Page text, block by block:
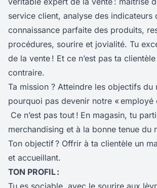
service client, analyse des indicateurs
connaissance parfaite des produits,
procédures, sourire et jovialité. Tu
de la vente ! Et ce n’est pas ta
contraire.
Ta mission ? Atteindre les objectifs du
pourquoi pas devenir notre « employé
Ce n’est pas tout ! En magasin, tu
merchandising et à la bonne tenue du
Ton objectif ? Offrir à ta clientèle un
et accueillant.
TON PROFIL :
Tu es sociable, avec le sourire aux